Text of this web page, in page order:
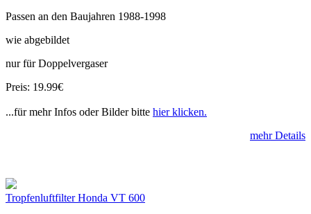
Passen an den Baujahren 1988-1998
wie abgebildet
nur für Doppelvergaser
Preis: 19.99€
...für mehr Infos oder Bilder bitte hier klicken.
mehr Details
Tropfenluftfilter Honda VT 600